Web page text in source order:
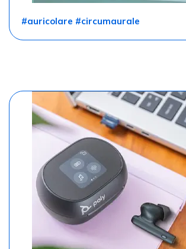
#auricolare #circumaurale